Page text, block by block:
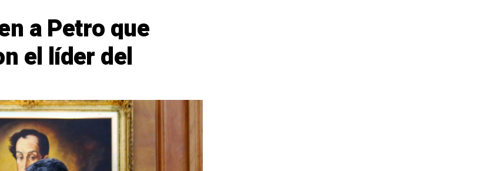
a Petro que
el líder del